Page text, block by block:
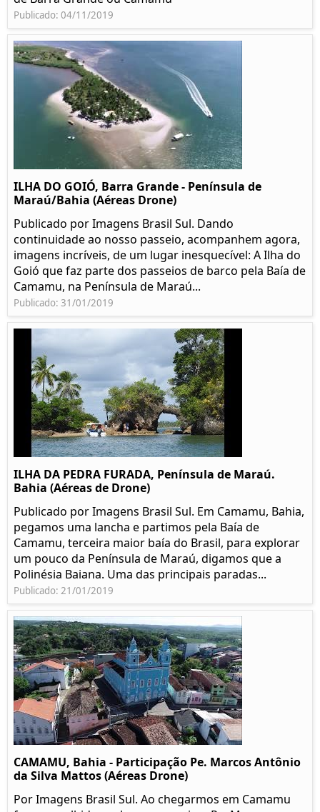
Publicado: 04/11/2019
ILHA DO GOIÓ, Barra Grande - Península de
Maraú/Bahia (Aéreas Drone)
Publicado por Imagens Brasil Sul. Dando
continuidade ao nosso passeio, acompanhem agora,
imagens incríveis, de um lugar inesquecível: A Ilha do
Goió que faz parte dos passeios de barco pela Baía de
Camamu, na Península de Maraú...
Publicado: 31/01/2019
ILHA DA PEDRA FURADA, Península de Maraú.
Bahia (Aéreas de Drone)
Publicado por Imagens Brasil Sul. Em Camamu, Bahia,
pegamos uma lancha e partimos pela Baía de
Camamu, terceira maior baía do Brasil, para explorar
um pouco da Península de Maraú, digamos que a
Polinésia Baiana. Uma das principais paradas...
Publicado: 21/01/2019
CAMAMU, Bahia - Participação Pe. Marcos Antônio
da Silva Mattos (Aéreas Drone)
Por Imagens Brasil Sul. Ao chegarmos em Camamu